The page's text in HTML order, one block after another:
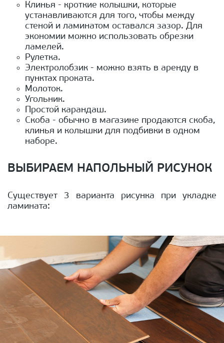
Клинья - кроткие колышки, которые
устанавливаются для того, чтобы между
стеной и ламинатом оставался зазор. Для
экономии можно использовать обрезки
ламелей.
Рулетка.
Электролобзик - можно взять в аренду в
пунктах проката.
Молоток.
Угольник.
Простой карандаш.
Скоба - обычно в магазине продаются скоба,
клинья и колышки для подбивки в одном
наборе.
ВЫБИРАЕМ НАПОЛЬНЫЙ РИСУНОК
Существует 3 варианта рисунка при укладке
ламината: